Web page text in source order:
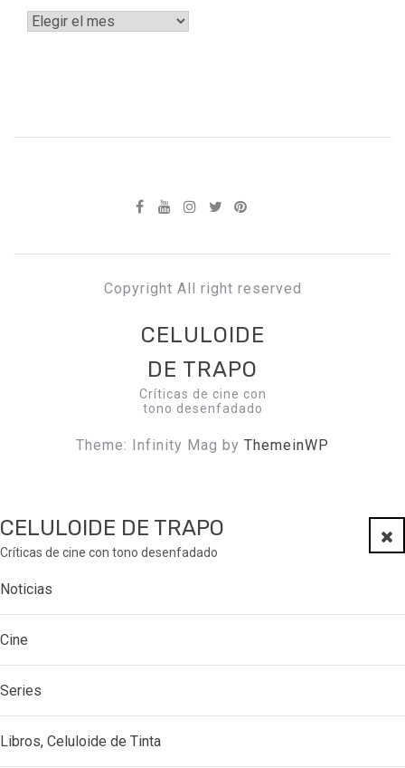
Archivos
Copyright All right reserved
CELULOIDE
DE TRAPO
Críticas de cine con
tono desenfadado
Theme: Infinity Mag by ThemeinWP
CELULOIDE DE TRAPO
Críticas de cine con tono desenfadado
Noticias
Cine
Series
Libros, Celuloide de Tinta